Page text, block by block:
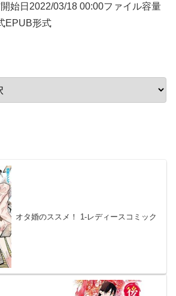
始日2022/03/18 00:00ファイル容量
EPUB形式
オタ婚のススメ！ 1-レディースコミック